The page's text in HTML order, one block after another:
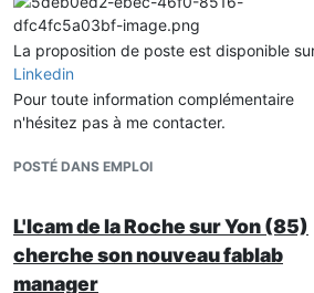
ce réseau ouvert, solidaire et tourné vers
l’avenir.
Rémy DUCROS
La proposition de poste est disponible
Linkedin
Pour toute information complémentaire
n'hésitez pas à me contacter.
POSTÉ DANS EMPLOI
L'Icam de la Roche sur Yon (85)
cherche son nouveau fablab
manager